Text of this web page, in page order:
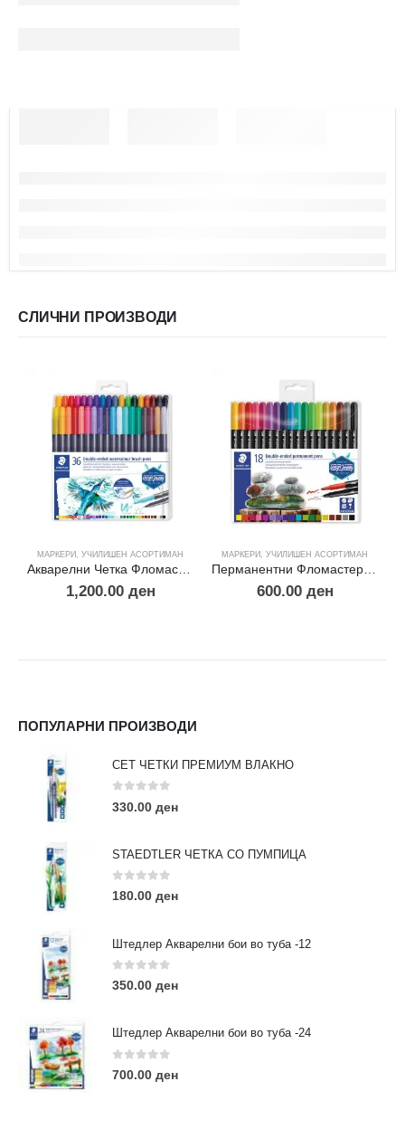
СЛИЧНИ ПРОИЗВОДИ
МАРКЕРИ , УЧИЛИШЕН АСОРТИМАН
Акварелни Четка Фломастери – 36пцс
1,200.00 ден
МАРКЕРИ , УЧИЛИШЕН АСОРТИМАН
Перманентни Фломастери -18
600.00 ден
ПОПУЛАРНИ ПРОИЗВОДИ
СЕТ ЧЕТКИ ПРЕМИУМ ВЛАКНО
0 out of 5
330.00 ден
STAEDTLER ЧЕТКА СО ПУМПИЦА
0 out of 5
180.00 ден
Штедлер Акварелни бои во туба -12
0out of 5
350.00 ден
Штедлер Акварелни бои во туба -24
0out of 5
700.00 ден